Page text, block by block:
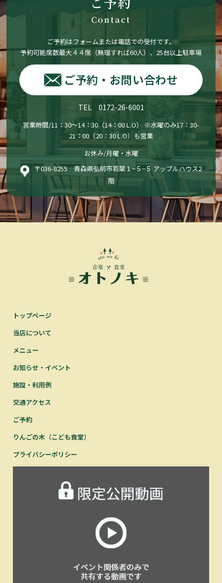
Contact
ご予約はフォームまたは電話での受付です。
予約可能席数最大４４席（無理すれば60人）、25台以上駐車場
ご予約・お問い合わせ
TEL 0172-26-6001
営業時間/11：30〜14：30（14：00 L.O） ※水曜のみ17：30-
21：00（20：30 L.O）も営業
お休み/月曜・水曜
〒036-8255 青森県弘前市若葉１−５−５ アップルハウス2
階
トップページ
当店について
メニュー
お知らせ・イベント
施設・利用例
交通アクセス
ご予約
りんごの木（こども食堂）
プライバシーポリシー